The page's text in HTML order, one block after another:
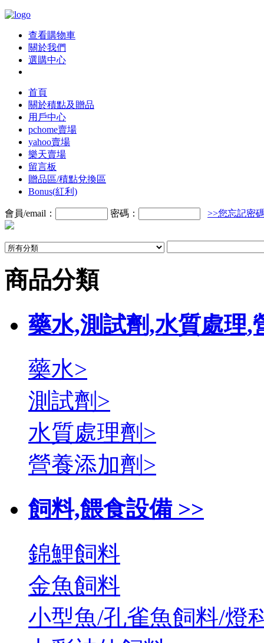
查看購物車
關於我們
選購中心
首頁
關於積點及贈品
用戶中心
pchome賣場
yahoo賣場
樂天賣場
留言板
贈品區/積點兌換區
Bonus(紅利)
會員/email： 密碼： >>您忘記密
商品分類
藥水,測試劑,水質處理,
藥水>
測試劑>
水質處理劑>
營養添加劑>
飼料,餵食設備 >>
錦鯉飼料
金魚飼料
小型魚/孔雀魚飼料/燈